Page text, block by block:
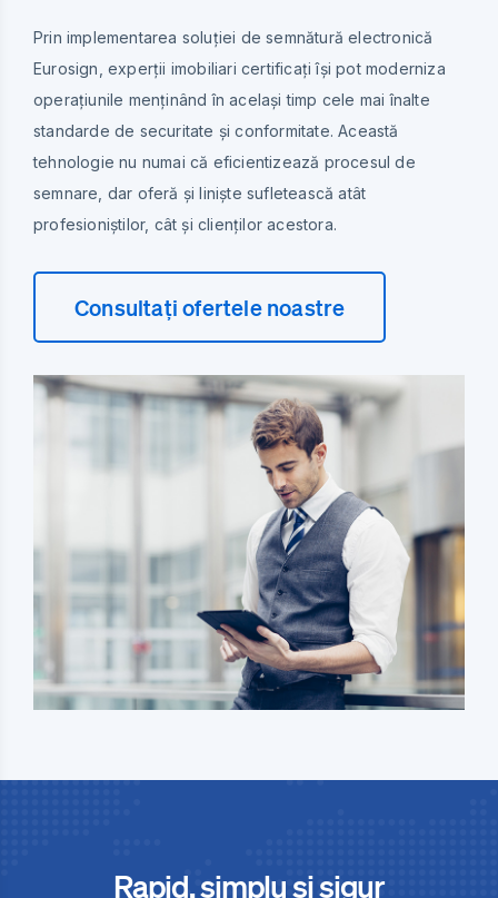
Prin implementarea soluției de semnătură electronică
Eurosign, experții imobiliari certificați își pot moderniza
operațiunile menținând în același timp cele mai înalte
standarde de securitate și conformitate. Această
tehnologie nu numai că eficientizează procesul de
semnare, dar oferă și liniște sufletească atât
profesioniștilor, cât și clienților acestora.
Consultați ofertele noastre
Rapid, simplu și sigur